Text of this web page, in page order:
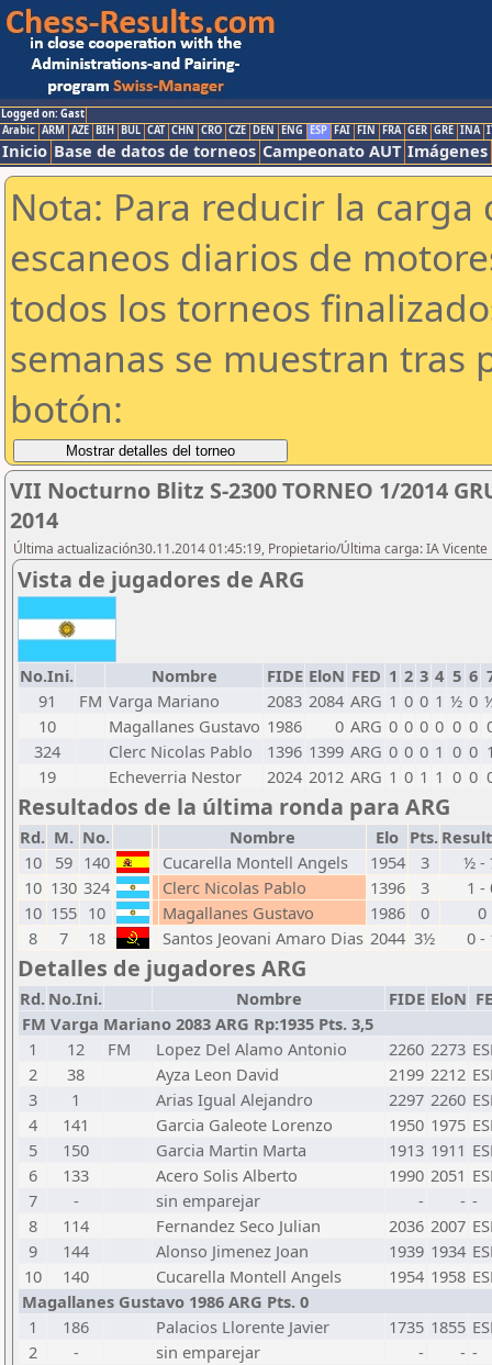
Logged on: Gast
Arabic ARM AZE BIH BUL CAT CHN CRO CZE DEN ENG ESP FAI FIN FRA GER GRE INA
Inicio Base de datos de torneos Campeonato AUT Imágenes
Nota: Para reducir la
escaneos diarios de
todos los torneos
semanas se muestran tras
botón:
VII Nocturno Blitz S-2300 TORNEO 1/2014
2014
Última actualización30.11.2014 01:45:19, Propietario/Última carga: IA Vicente
Vista de jugadores de ARG
No.Ini. Nombre FIDE EloN FED 1 2 3 4 5 6
91
FM Varga Mariano 2083 2084 ARG 1 0 0 1 ½ 0
10
Magallanes Gustavo 1986 0 ARG 0 0 0 0 0 0
324
Clerc Nicolas Pablo 1396 1399 ARG 0 0 0 1 0 0
19
Echeverria Nestor 2024 2012 ARG 1 0 1 1 0 0
Resultados de la última ronda para ARG
Rd. M. No. Nombre Elo Pts.
10
59 140 Cucarella Montell Angels 1954 3
½ -
10 130 324 Clerc Nicolas Pablo 1396 3
1 -
10 155 10 Magallanes Gustavo 1986 0
0
8
7 18 Santos Jeovani Amaro Dias 2044 3½ 0 -
Detalles de jugadores ARG
Rd. No.Ini. Nombre FIDE EloN
FM Varga Mariano 2083 ARG Rp:1935 Pts. 3,5
1
12 FM Lopez Del Alamo Antonio 2260 2273
2
38 Ayza Leon David 2199 2212
3
1 Arias Igual Alejandro 2297 2260
4
141 Garcia Galeote Lorenzo 1950 1975
5
150 Garcia Martin Marta 1913 1911
6
133 Acero Solis Alberto 1990 2051
7
- sin emparejar - - -
8
114 Fernandez Seco Julian 2036 2007
9
144 Alonso Jimenez Joan 1939 1934
10
140 Cucarella Montell Angels 1954 1958
Magallanes Gustavo 1986 ARG Pts. 0
1
186 Palacios Llorente Javier 1735 1855
2
- sin emparejar - - -